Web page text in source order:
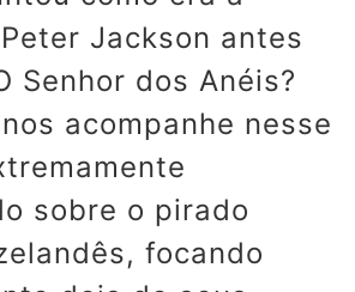
Jackson antes
Senhor dos Anéis?
acompanhe nesse
sobre o pirado
focando